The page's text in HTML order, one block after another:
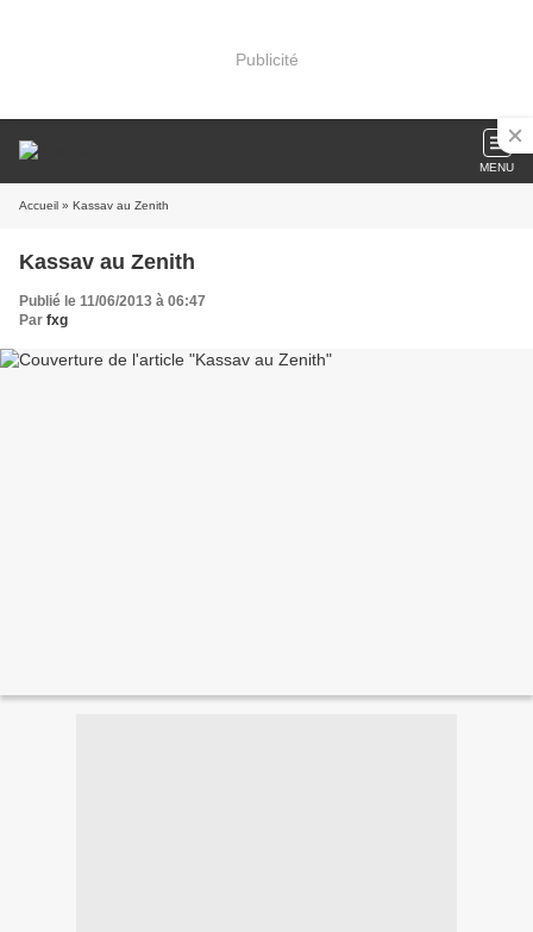
Publicité
MENU
Accueil » Kassav au Zenith
Kassav au Zenith
Publié le 11/06/2013 à 06:47
Par fxg